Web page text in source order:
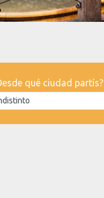
qué ciudad partís?